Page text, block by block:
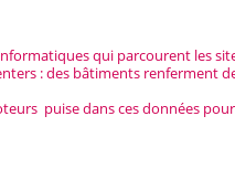
qui parcourent les
: des bâtiments renferment
puise dans ces données